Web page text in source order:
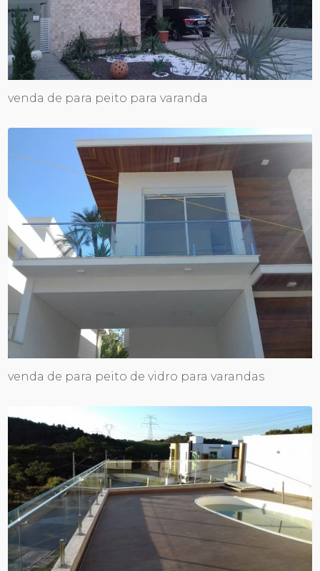
venda de para peito para varanda
venda de para peito de vidro para varandas